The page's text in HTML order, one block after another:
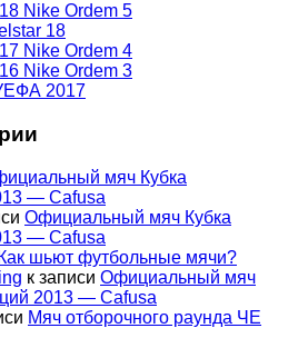
Nike Ordem 5
18
Nike Ordem 4
Nike Ordem 3
2017
мяч Кубка
— Cafusa
Официальный мяч Кубка
— Cafusa
Как шьют футбольные мячи?
к записи Официальный мяч
2013 — Cafusa
Мяч отборочного раунда ЧЕ